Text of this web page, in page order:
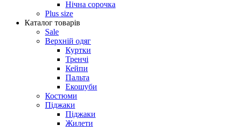
Нічна сорочка
Plus size
Каталог товарів
Sale
Верхній одяг
Куртки
Тренчі
Кейпи
Пальта
Екошуби
Костюми
Піджаки
Піджаки
Жилети